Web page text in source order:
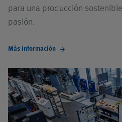
para una producción
pasión.
Más información arrow_forward